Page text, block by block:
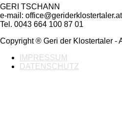
GERI TSCHANN
e-mail: office@geriderklostertaler.at
Tel. 0043 664 100 87 01
Copyright ® Geri der Klostertaler -
IMPRESSUM
DATENSCHUTZ